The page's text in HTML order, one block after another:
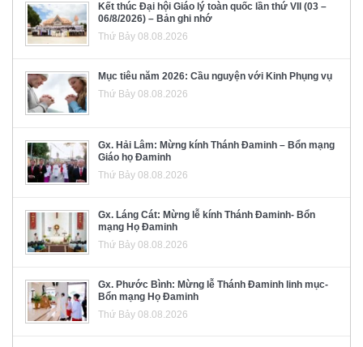
Kết thúc Đại hội Giáo lý toàn quốc lần thứ VII (03 –
06/8/2026) – Bản ghi nhớ
Thứ Bảy 08.08.2026
Mục tiêu năm 2026: Cầu nguyện với Kinh Phụng vụ
Thứ Bảy 08.08.2026
Gx. Hải Lâm: Mừng kính Thánh Đaminh – Bổn mạng
Giáo họ Đaminh
Thứ Bảy 08.08.2026
Gx. Láng Cát: Mừng lễ kính Thánh Đaminh- Bổn
mạng Họ Đaminh
Thứ Bảy 08.08.2026
Gx. Phước Bình: Mừng lễ Thánh Đaminh linh mục-
Bổn mạng Họ Đaminh
Thứ Bảy 08.08.2026